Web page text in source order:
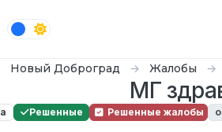
Новый Доброград Жалобы
МГ
Решенные Решенные жалобы